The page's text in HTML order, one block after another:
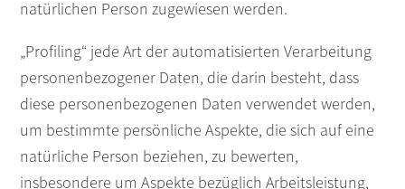
natürlichen Person zugewiesen werden.
„Profiling“ jede Art der automatisierten Verarbeitung
personenbezogener Daten, die darin besteht, dass
diese personenbezogenen Daten verwendet werden,
um bestimmte persönliche Aspekte, die sich auf eine
natürliche Person beziehen, zu bewerten,
insbesondere um Aspekte bezüglich Arbeitsleistung,